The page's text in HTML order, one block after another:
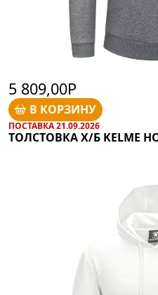
5 809,00Р
В КОРЗИНУ
ПОСТАВКА 21.09.2026
ТОЛСТОВКА Х/Б KELME